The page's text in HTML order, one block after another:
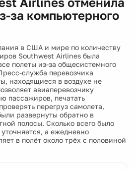
за компьютерного
в США и мире по количеству
Southwest Airlines была
полеты из-за общесистемного
служба перевозчика
находящиеся в воздухе не
авиаперевозчику
пассажиров, печатать
перегруз самолета,
развернуты обратно в
полосы. Сколько всего было
а ежедневно
в полёт около трёх с половиной